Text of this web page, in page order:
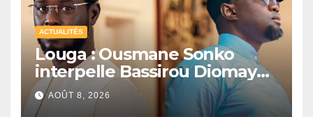
ACTUALITÉS
Louga : Ousmane Sonko
interpelle Bassirou Diomaye
Faye sur la date des élections
locales
AOÛT 8, 2026